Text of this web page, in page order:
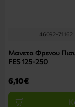
46092-71162
Μανετα Φρενου
FES 125-250
6,10€